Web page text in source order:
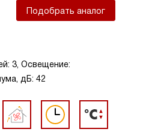
Подобрать аналог
3, Освещение:
дБ: 42